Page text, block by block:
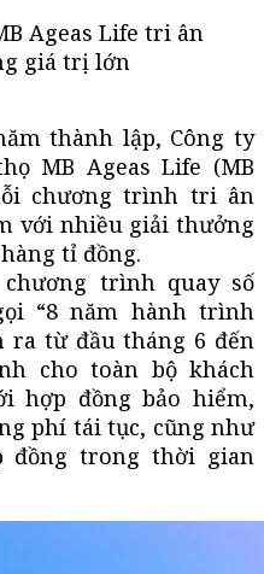
Ageas Life tri ân
giá trị lớn
thành lập, Công ty
MB Ageas Life (MB
chương trình tri ân
với nhiều giải thưởng
tỉ đồng.
trình quay số
“8 năm hành trình
ra từ đầu tháng 6 đến
cho toàn bộ khách
hợp đồng bảo hiểm,
phí tái tục, cũng như
đồng trong thời gian